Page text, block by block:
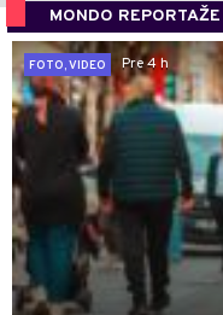
MONDO REPORTAŽE
FOTO, VIDEO
Pre 4 h